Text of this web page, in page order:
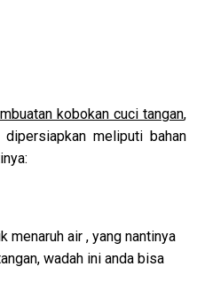
kobokan cuci tangan,
meliputi bahan
menaruh air , yang nantinya
wadah ini anda bisa